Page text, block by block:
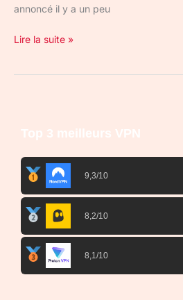
annoncé il y a un peu
Lire la suite »
Top 3 meilleurs VPN
9,3/10
8,2/10
8,1/10